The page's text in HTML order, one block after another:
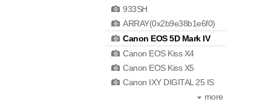
933SH
ARRAY(0x2b9e38b1e6f0)
Canon EOS 5D Mark IV
Canon EOS Kiss X4
Canon EOS Kiss X5
Canon IXY DIGITAL 25 IS
more